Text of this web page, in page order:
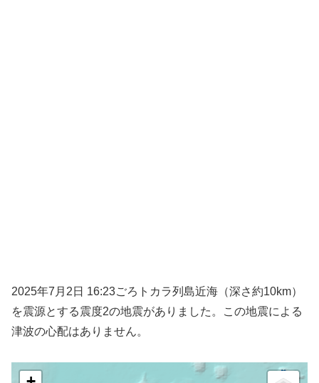
2025年7月2日 16:23ごろトカラ列島近海（深さ約10km）
を震源とする震度2の地震がありました。この地震による
津波の心配はありません。